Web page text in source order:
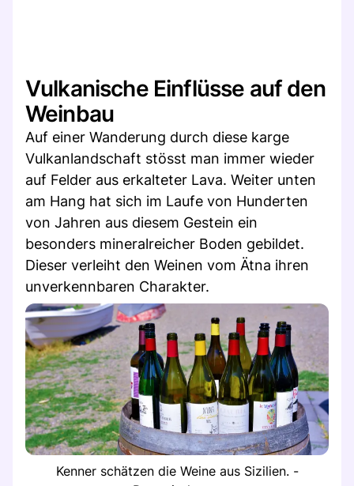
Vulkanische Einflüsse auf den
Weinbau
Auf einer Wanderung durch diese karge
Vulkanlandschaft stösst man immer wieder
auf Felder aus erkalteter Lava. Weiter unten
am Hang hat sich im Laufe von Hunderten
von Jahren aus diesem Gestein ein
besonders mineralreicher Boden gebildet.
Dieser verleiht den Weinen vom Ätna ihren
unverkennbaren Charakter.
Kenner schätzen die Weine aus Sizilien. -